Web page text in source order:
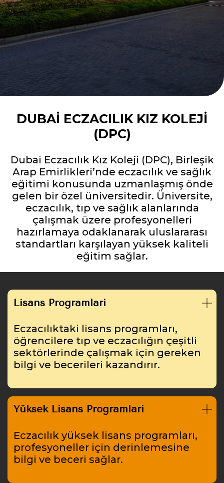
DUBAI ECZACILIK KIZ KOLEJI
(DPC)
Dubai Eczacılık Kız Koleji (DPC), Birleşik
Arap Emirlikleri’nde eczacılık ve sağlık
eğitimi konusunda uzmanlaşmış önde
gelen bir özel üniversitedir. Üniversite,
eczacılık, tıp ve sağlık alanlarında
çalışmak üzere profesyonelleri
hazırlamaya odaklanarak uluslararası
standartları karşılayan yüksek kaliteli
eğitim sağlar.
Lisans Programları
Eczacılıktaki lisans programları,
öğrencilere tıp ve eczacılığın çeşitli
sektörlerinde çalışmak için gereken
bilgi ve becerileri kazandırır.
Yüksek Lisans Programları
Eczacılık yüksek lisans programları,
profesyoneller için derinlemesine
bilgi ve beceri sağlar.